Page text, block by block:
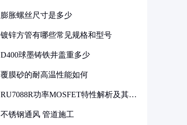
膨胀螺丝尺寸是多少
镀锌方管有哪些常见规格和型号
D400球墨铸铁井盖重多少
覆膜砂的耐高温性能如何
RU7088R功率MOSFET特性解析及其在
不锈钢通风 管道施工